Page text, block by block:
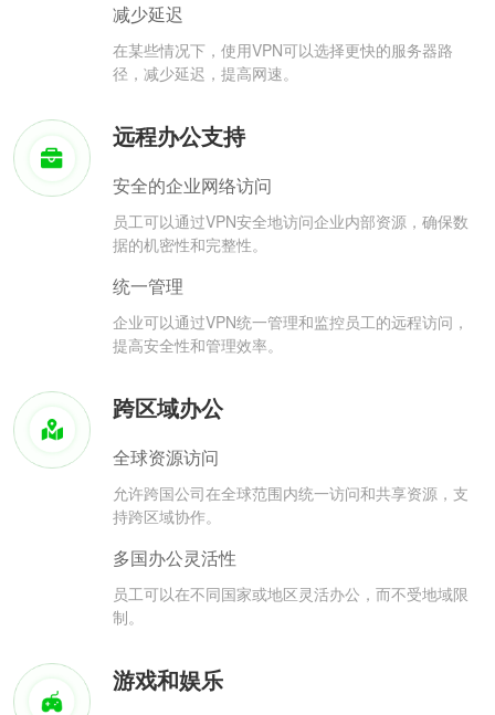
减少延迟
在某些情况下，使用VPN可以选择更快的服务器路
径，减少延迟，提高网速。
远程办公支持
安全的企业网络访问
员工可以通过VPN安全地访问企业内部资源，确保数
据的机密性和完整性。
统一管理
企业可以通过VPN统一管理和监控员工的远程访问，
提高安全性和管理效率。
跨区域办公
全球资源访问
允许跨国公司在全球范围内统一访问和共享资源，支
持跨区域协作。
多国办公灵活性
员工可以在不同国家或地区灵活办公，而不受地域限
制。
游戏和娱乐